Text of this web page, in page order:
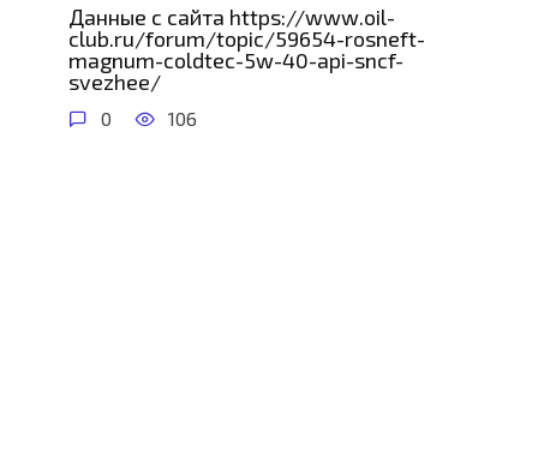
Данные с сайта https://www.oil-
club.ru/forum/topic/59654-rosneft-
magnum-coldtec-5w-40-api-sncf-
svezhee/
0 106